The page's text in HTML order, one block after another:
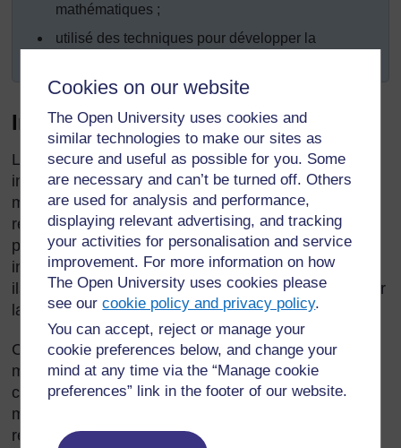
Cookies on our website
The Open University uses cookies and
similar technologies to make our sites as
secure and useful as possible for you. Some
are necessary and can’t be turned off. Others
are used for analysis and performance,
displaying relevant advertising, and tracking
your activities for personalisation and service
improvement. For more information on how
The Open University uses cookies please
see ourcookie policy and privacy policy.
You can accept, reject or manage your
cookie preferences below, and change your
mind at any time via the “Manage cookie
preferences” link in the footer of our website.
mathématiques ;
utilisé des techniques pour développer la
Introduction
La résolution de problèmes est une manière
intéressante de développer la réflexion
mathématique de vos élèves. Les élèves doivent
réfléchir aux calculs devant être faits avant de
pouvoir trouver la réponse. Ils doivent donc trier les
informations fournies pour définir les éléments dont
ils ont besoin pour trouver la réponse et pour trouver
la méthode à utiliser.
Ceci les aidera à exprimer leur réflexion
mathématique et à comprendre et reconnaître les
caractéristiques profondes d’un problème
mathématique. Il vous sera peut-être utile de
réfléchir aux raisons pour lesquelles la résolution